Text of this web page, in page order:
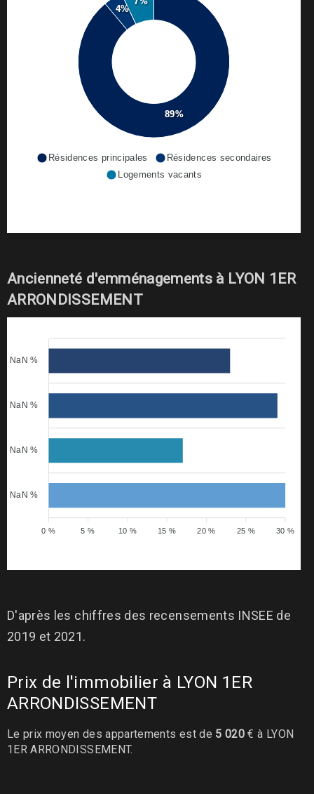
89%
4%
Résidences principales
Résidences secondaires
Logements vacants
Ancienneté d'emménagements à LYON 1ER
ARRONDISSEMENT
NaN %
NaN %
NaN %
NaN %
30 %
25 %
20 %
15 %
10 %
5 %
0 %
D'après les chiffres des recensements INSEE de
2019 et 2021.
Prix de l'immobilier à LYON 1ER
ARRONDISSEMENT
Le prix moyen des appartements est de 5 020 € à LYON
1ER ARRONDISSEMENT.